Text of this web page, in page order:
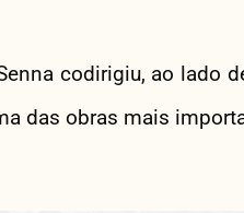
codirigiu, ao lado
das obras mais